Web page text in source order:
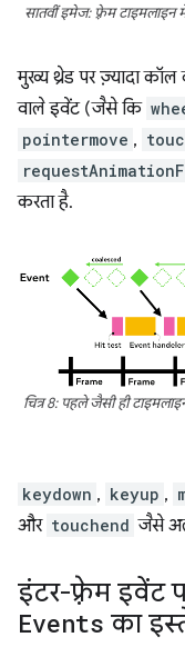
सातवीं इमेज: फ़्रेम
मुख्य थ्रेड पर ज़्यादा
वाले इवेंट (जैसे कि
pointermove ,
करता है.
चित्र 8: पहले जैसी ही
keydown , keyup ,
और touchend जैसे
इंटर-फ़्रेम इवेंट
Events का